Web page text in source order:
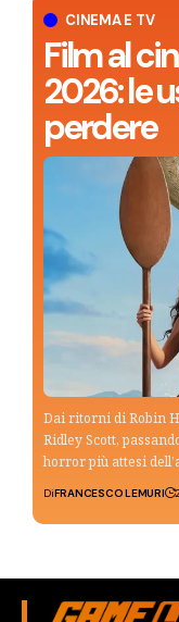
CINEMA E TV
Film al
2026: le
perdere
Dai ritorni di Robin
Ridley Scott,
horror più attesi
DiFRANCESCO LEMURI